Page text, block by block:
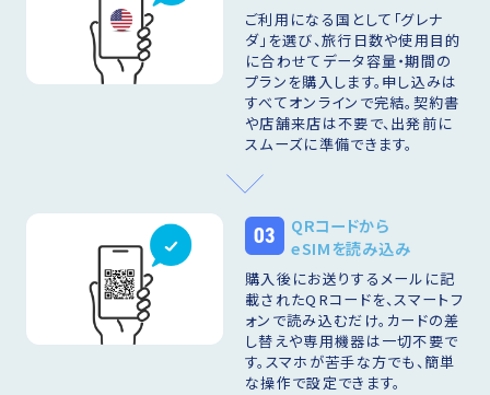
ご利用になる国として「グレナ
ダ」を選び、旅行日数や使用目的
に合わせてデータ容量・期間の
プランを購入します。申し込みは
すべてオンラインで完結。契約書
や店舗来店は不要で、出発前に
スムーズに準備できます。
03
QRコードから
eSIMを読み込み
購入後にお送りするメールに記
載されたQRコードを、スマートフ
ォンで読み込むだけ。カードの差
し替えや専用機器は一切不要で
す。スマホが苦手な方でも、簡単
な操作で設定できます。